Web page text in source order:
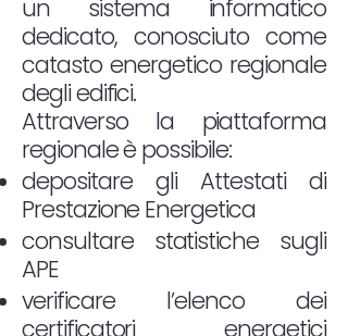
un sistema informatico
dedicato, conosciuto come
catasto energetico regionale
degli edifici.
Attraverso la piattaforma
regionale è possibile:
depositare gli Attestati di
Prestazione Energetica
consultare statistiche sugli
APE
verificare l’elenco dei
certificatori energetici